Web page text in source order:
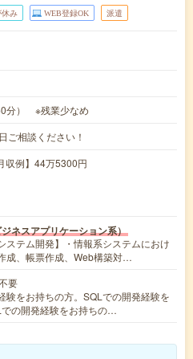
み WEB登録OK 派遣
分） ※残業少なめ
相談ください！
例】44万5300円
ネスアプリケーション系）
ステム開発】・情報系システムにおけ
成、帳票作成、Web構築対…
要
験をお持ちの方。SQLでの開発経験を
の開発経験をお持ちの…